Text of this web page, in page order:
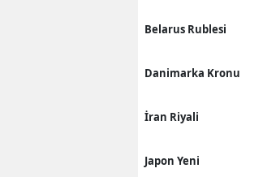
Belarus Rublesi
Danimarka Kronu
İran Riyali
Japon Yeni